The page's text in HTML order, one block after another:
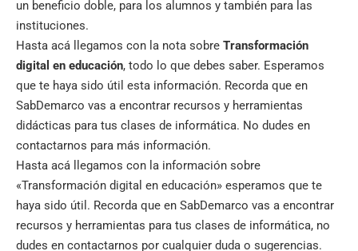
un beneficio doble, para los alumnos y también para las
instituciones.
Hasta acá llegamos con la nota sobre Transformación
digital en educación, todo lo que debes saber. Esperamos
que te haya sido útil esta información. Recorda que en
SabDemarco vas a encontrar recursos y herramientas
didácticas para tus clases de informática. No dudes en
contactarnos para más información.
Hasta acá llegamos con la información sobre
«Transformación digital en educación» esperamos que te
haya sido útil. Recorda que en SabDemarco vas a encontrar
recursos y herramientas para tus clases de informática, no
dudes en contactarnos por cualquier duda o sugerencias.